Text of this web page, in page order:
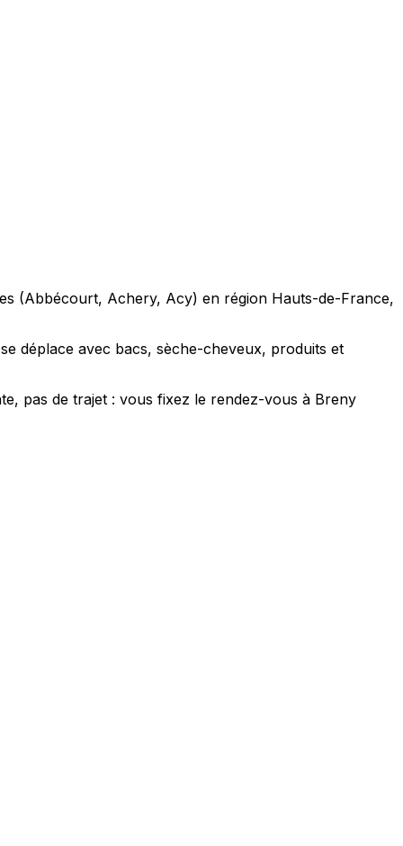
(Abbécourt, Achery, Acy) en région Hauts-de-France,
déplace avec bacs, sèche-cheveux, produits et
pas de trajet : vous fixez le rendez-vous à Breny